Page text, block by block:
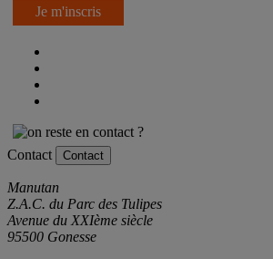
Je m'inscris
Contact Contact
Manutan
Z.A.C. du Parc des Tulipes
Avenue du XXIème siècle
95500 Gonesse